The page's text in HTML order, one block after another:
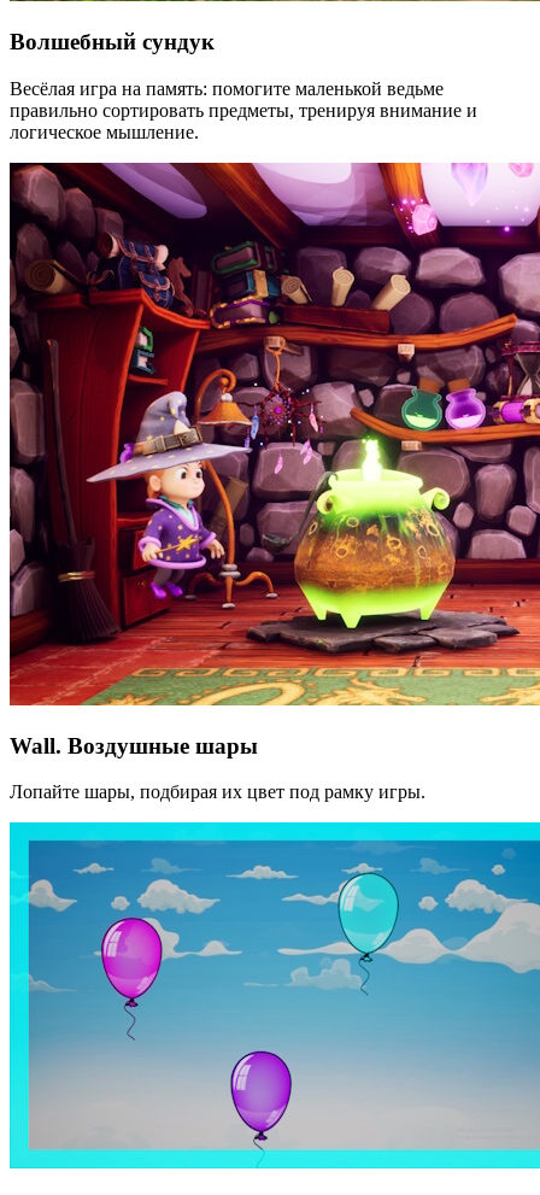
Волшебный сундук
Весёлая игра на память: помогите маленькой ведьме
правильно сортировать предметы, тренируя внимание и
логическое мышление.
Wall. Воздушные шары
Лопайте шары, подбирая их цвет под рамку игры.